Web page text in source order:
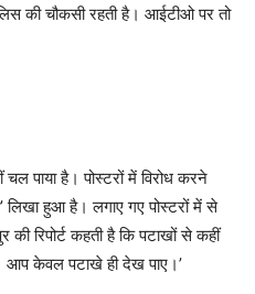
की चौकसी रहती है। आईटीओ पर तो
पाया है। पोस्टरों में विरोध करने
लिखा हुआ है। लगाए गए पोस्टरों में से
रिपोर्ट कहती है कि पटाखों से कहीं
आप केवल पटाखे ही देख पाए।’